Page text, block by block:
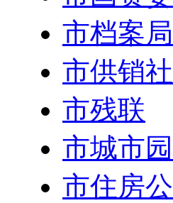
市档案局
市供销社
市残联
市城市
市住房